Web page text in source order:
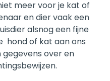
meer voor je kat of
en dier vaak een
alsnog een fijne
hond of kat aan ons
over en